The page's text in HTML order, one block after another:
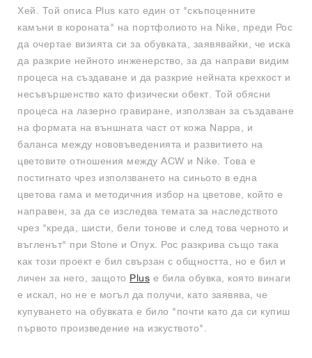
Хей. Той описа Plus като един от "скъпоценните
камъни в короната" на портфолиото на Nike, преди Рос
да очертае визията си за обувката, заявявайки, че иска
да разкрие нейното инженерство, за да направи видим
процеса на създаване и да разкрие нейната крехкост и
несъвършенство като физически обект. Той обясни
процеса на лазерно гравиране, използван за създаване
на формата на външната част от кожа Nappa, и
баланса между нововъведенията и развитието на
цветовите отношения между ACW и Nike. Това е
постигнато чрез използването на синьото в една
цветова гама и методичния избор на цветове, който е
направен, за да се изследва темата за наследството
чрез "креда, шисти, бели тонове и след това черното и
въгленът" при Stone и Onyx. Рос разкрива също така
как този проект е бил свързан с общността, но е бил и
личен за него, защото Plus е била обувка, която винаги
е искал, но не е могъл да получи, като заявява, че
купуването на обувката е било "почти като да си купиш
първото произведение на изкуството".